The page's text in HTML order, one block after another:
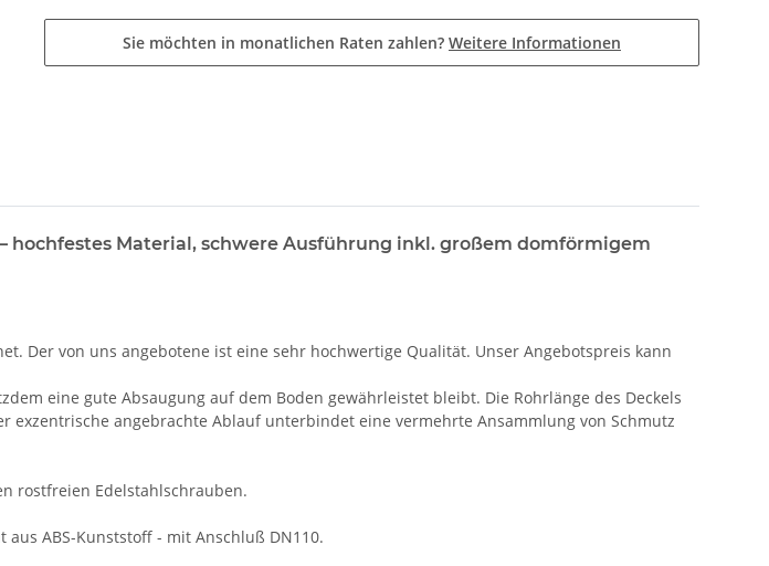
Sie möchten in monatlichen Raten zahlen? Weitere Informationen
Material, schwere Ausführung inkl. großem domförmigem
Der von uns angebotene ist eine sehr hochwertige Qualität. Unser Angebotspreis kann
eine gute Absaugung auf dem Boden gewährleistet bleibt. Die Rohrlänge des Deckels
angebrachte Ablauf unterbindet eine vermehrte Ansammlung von Schmutz
rostfreien Edelstahlschrauben.
ABS-Kunststoff - mit Anschluß DN110.